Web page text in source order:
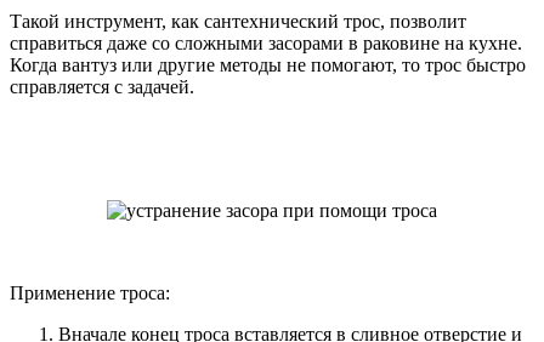
Такой инструмент, как сантехнический трос, позволит
справиться даже со сложными засорами в раковине на кухне.
Когда вантуз или другие методы не помогают, то трос быстро
справляется с задачей.
Применение троса:
Вначале конец троса вставляется в сливное отверстие и